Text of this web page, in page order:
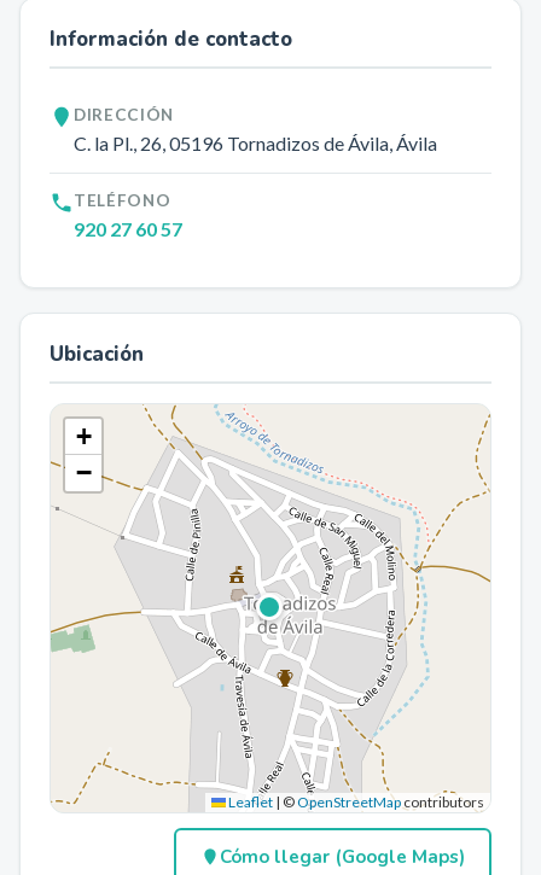
Información de contacto
DIRECCIÓN
C. la Pl., 26, 05196 Tornadizos de Ávila, Ávila
TELÉFONO
920 27 60 57
Ubicación
+
−
Leaflet | ©OpenStreetMap contributors
Cómo llegar (Google Maps)